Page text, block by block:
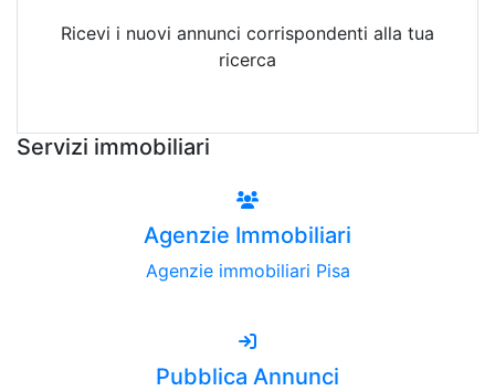
Ricevi i nuovi annunci corrispondenti alla tua
ricerca
Servizi immobiliari
Agenzie Immobiliari
Agenzie immobiliari Pisa
Pubblica Annunci